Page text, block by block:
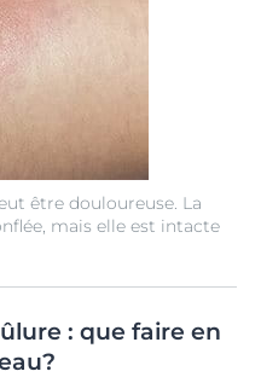
être douloureuse. La
mais elle est intacte
: que faire en